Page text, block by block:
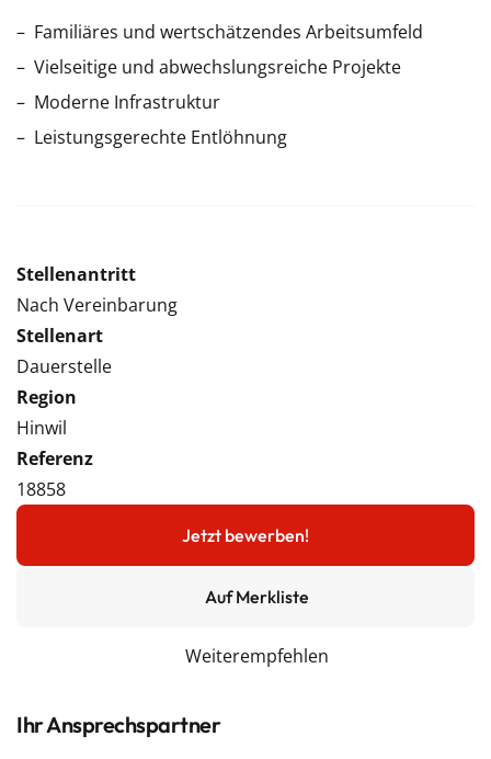
Familiäres und wertschätzendes Arbeitsumfeld
Vielseitige und abwechslungsreiche Projekte
Moderne Infrastruktur
Leistungsgerechte Entlöhnung
Stellenantritt
Nach Vereinbarung
Stellenart
Dauerstelle
Region
Hinwil
Referenz
18858
Jetzt bewerben!
Auf Merkliste
Weiterempfehlen
Ihr Ansprechspartner